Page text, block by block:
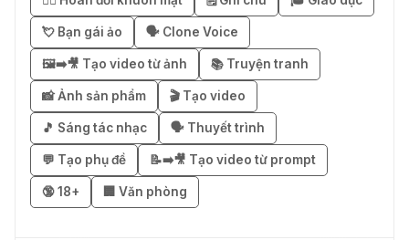
03 Thg 08 2026
🎁 Mẹo nhận 1 tháng ChatGPT Plus
miễn phí bằng VPN Mexico
02 Thg 08 2026
֎ Cách nhận ChatGPT Go 12 tháng
miễn phí
💘 Bạn gái ảo 🗣️ Clone Voice
🖼️➡️🎥 Tạo video từ ảnh 📚 Truyện tranh
📸 Ảnh sản phẩm 🎬 Tạo video
🎵 Sáng tác nhạc 🗣️ Thuyết trình
💬 Tạo phụ đề 📝➡️🎥 Tạo video từ prompt
🔞 18+ 🏢 Văn phòng